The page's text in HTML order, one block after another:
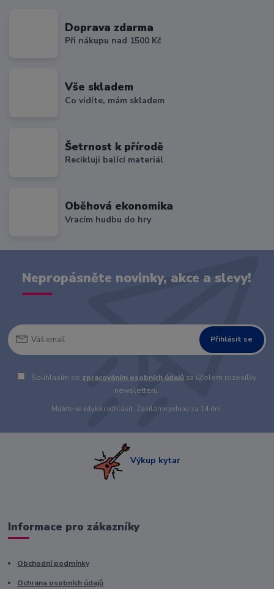
Doprava zdarma
Při nákupu nad 1500 Kč
Vše skladem
Co vidíte, mám skladem
Šetrnost k přírodě
Recikluji balící materiál
Oběhová ekonomika
Vracím hudbu do hry
Nepropásněte novinky, akce a slevy!
Přihlásit se
Souhlasím se zpracováním osobních údajů za účelem rozesílky
newsletteru.
Můžete se kdykoli odhlásit. Zasíláme jednou za 14 dní.
Výkup kytar
Informace pro zákazníky
Obchodní podmínky
Ochrana osobních údajů